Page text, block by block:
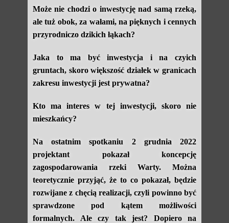
Może nie chodzi o inwestycję nad samą rzeką,
ale tuż obok, za wałami, na pięknych i cennych
przyrodniczo dzikich łąkach?
Jaka to ma być inwestycja i na czyich
gruntach, skoro większość działek w granicach
zakresu inwestycji jest prywatna?
Kto ma interes w tej inwestycji, skoro nie
mieszkańcy?
Na ostatnim spotkaniu 2 grudnia 2022
projektant pokazał koncepcję
zagospodarowania rzeki Warty. Można
teoretycznie przyjąć, że to co pokazał, będzie
rozwijane z chęcią realizacji, czyli powinno być
sprawdzone pod kątem możliwości
formalnych. Ale czy tak jest? Dopiero na